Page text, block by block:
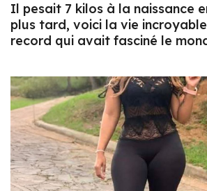
Il pesait 7 kilos à la naissance
plus tard, voici la vie
record qui avait fasciné le